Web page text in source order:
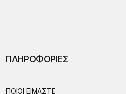
ΠΛΗΡΟΦΟΡΙΕΣ
ΠΟΙΟΙ ΕΙΜΑΣΤΕ